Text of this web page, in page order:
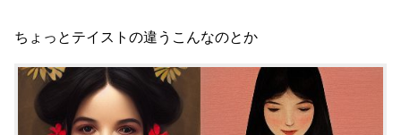
ちょっとテイストの違うこんなのとか